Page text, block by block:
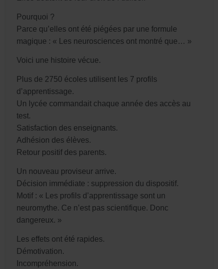
Pourquoi ?
Parce qu’elles ont été piégées par une formule
magique : « Les neurosciences ont montré que… »
Voici une histoire vécue.
Plus de 2750 écoles utilisent les 7 profils
d’apprentissage.
Un lycée commandait chaque année des accès au
test.
Satisfaction des enseignants.
Adhésion des élèves.
Retour positif des parents.
Un nouveau proviseur arrive.
Décision immédiate : suppression du dispositif.
Motif : « Les profils d’apprentissage sont un
neuromythe. Ce n’est pas scientifique. Donc
dangereux. »
Les effets ont été rapides.
Démotivation.
Incompréhension.